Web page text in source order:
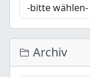
Archiv